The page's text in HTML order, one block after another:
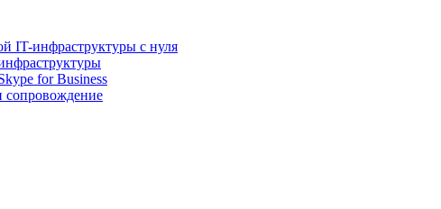
IT-инфраструктуры с нуля
for Business
сопровождение